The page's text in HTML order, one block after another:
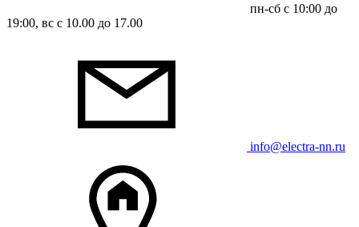
пн-сб с 10:00 до
19:00, вс с 10.00 до 17.00
info@electra-nn.ru